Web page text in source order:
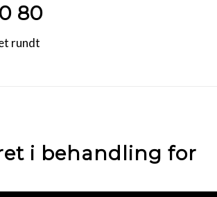
80
rundt
i behandling for